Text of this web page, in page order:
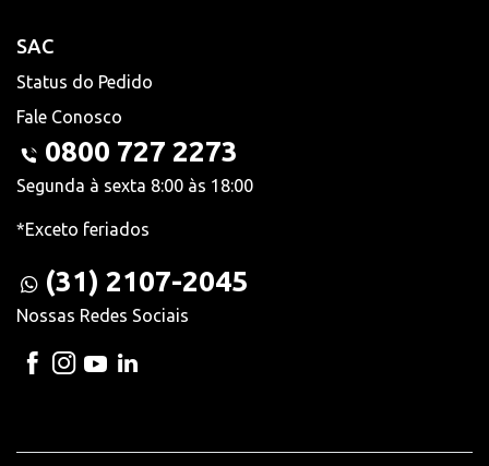
SAC
Status do Pedido
Fale Conosco
0800 727 2273
Segunda à sexta 8:00 às 18:00
*Exceto feriados
(31) 2107-2045
Nossas Redes Sociais